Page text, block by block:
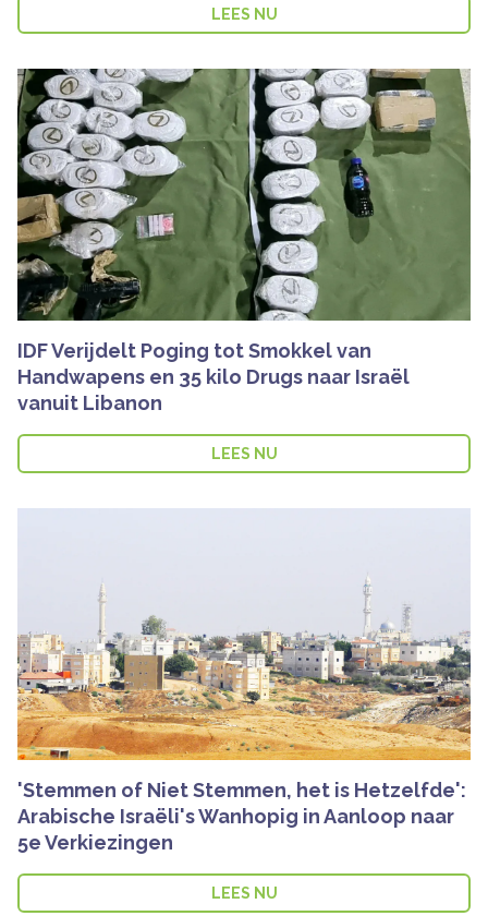
LEES NU
IDF Verijdelt Poging tot Smokkel van
Handwapens en 35 kilo Drugs naar Israël
vanuit Libanon
LEES NU
'Stemmen of Niet Stemmen, het is Hetzelfde':
Arabische Israëli's Wanhopig in Aanloop naar
5e Verkiezingen
LEES NU